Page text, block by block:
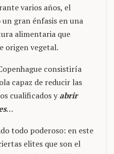
varios años, el
gran énfasis en una
alimentaria que
origen vegetal.
consistiría
capaz de reducir las
cualificados yabrir
…
todo poderoso: en este
elites que son el